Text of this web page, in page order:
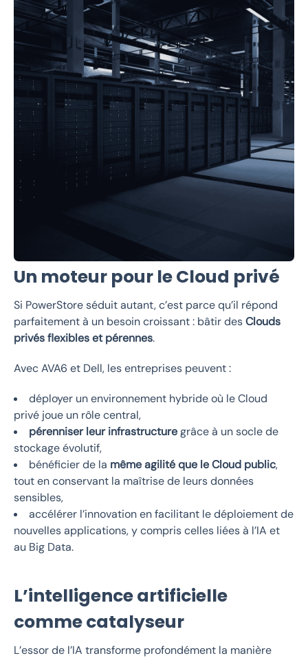
Un moteur pour le Cloud privé
Si PowerStore séduit autant, c’est parce qu’il répond
parfaitement à un besoin croissant : bâtir desClouds
privés flexibles et pérennes.
Avec AVA6 et Dell, les entreprises peuvent :
déployer un environnement hybride où le Cloud
privé joue un rôle central,
pérenniser leur infrastructuregrâce à un socle de
stockage évolutif,
bénéficier de la même agilité que le Cloud public,
tout en conservant la maîtrise de leurs données
sensibles,
accélérer l’innovation en facilitant le déploiement de
nouvelles applications, y compris celles liées à l’IA et
au Big Data.
L’intelligence artificielle
comme catalyseur
L’essor de l’IA transforme profondément la manière